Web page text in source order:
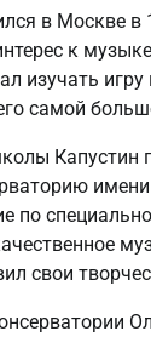
в Москве в
к
изучать игру
самой
Капустин
имени
по
свои